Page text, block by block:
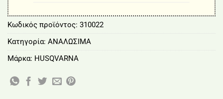
Κωδικός προϊόντος: 310022
Κατηγορία: ΑΝΑΛΩΣΙΜΑ
Μάρκα: HUSQVARNA